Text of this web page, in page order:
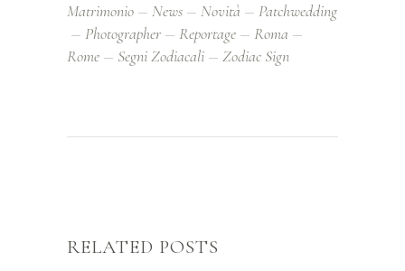
Matrimonio
News Novità
Patchwedding
Photographer
Reportage
Roma
Rome
Segni Zodiacali Zodiac Sign
RELATED POSTS